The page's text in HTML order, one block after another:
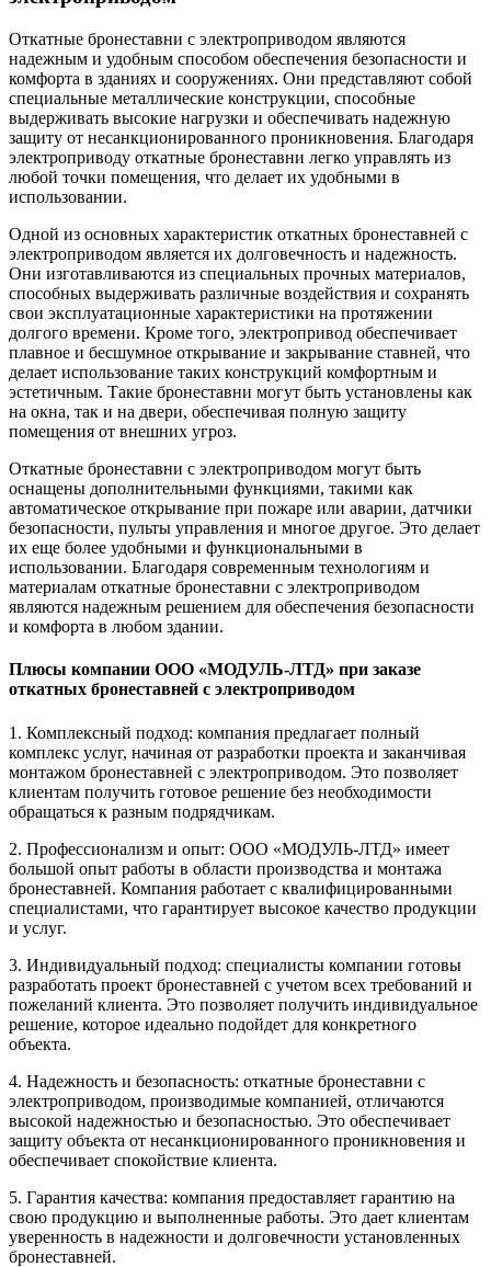
Откатные бронеставни с электроприводом являются
надежным и удобным способом обеспечения безопасности и
комфорта в зданиях и сооружениях. Они представляют собой
специальные металлические конструкции, способные
выдерживать высокие нагрузки и обеспечивать надежную
защиту от несанкционированного проникновения. Благодаря
электроприводу откатные бронеставни легко управлять из
любой точки помещения, что делает их удобными в
использовании.
Одной из основных характеристик откатных бронеставней с
электроприводом является их долговечность и надежность.
Они изготавливаются из специальных прочных материалов,
способных выдерживать различные воздействия и сохранять
свои эксплуатационные характеристики на протяжении
долгого времени. Кроме того, электропривод обеспечивает
плавное и бесшумное открывание и закрывание ставней, что
делает использование таких конструкций комфортным и
эстетичным. Такие бронеставни могут быть установлены как
на окна, так и на двери, обеспечивая полную защиту
помещения от внешних угроз.
Откатные бронеставни с электроприводом могут быть
оснащены дополнительными функциями, такими как
автоматическое открывание при пожаре или аварии, датчики
безопасности, пульты управления и многое другое. Это делает
их еще более удобными и функциональными в
использовании. Благодаря современным технологиям и
материалам откатные бронеставни с электроприводом
являются надежным решением для обеспечения безопасности
и комфорта в любом здании.
Плюсы компании ООО «МОДУЛЬ-ЛТД» при заказе
откатных бронеставней с электроприводом
1. Комплексный подход: компания предлагает полный
комплекс услуг, начиная от разработки проекта и заканчивая
монтажом бронеставней с электроприводом. Это позволяет
клиентам получить готовое решение без необходимости
обращаться к разным подрядчикам.
2. Профессионализм и опыт: ООО «МОДУЛЬ-ЛТД» имеет
большой опыт работы в области производства и монтажа
бронеставней. Компания работает с квалифицированными
специалистами, что гарантирует высокое качество продукции
и услуг.
3. Индивидуальный подход: специалисты компании готовы
разработать проект бронеставней с учетом всех требований и
пожеланий клиента. Это позволяет получить индивидуальное
решение, которое идеально подойдет для конкретного
объекта.
4. Надежность и безопасность: откатные бронеставни с
электроприводом, производимые компанией, отличаются
высокой надежностью и безопасностью. Это обеспечивает
защиту объекта от несанкционированного проникновения и
обеспечивает спокойствие клиента.
5. Гарантия качества: компания предоставляет гарантию на
свою продукцию и выполненные работы. Это дает клиентам
уверенность в надежности и долговечности установленных
бронеставней.